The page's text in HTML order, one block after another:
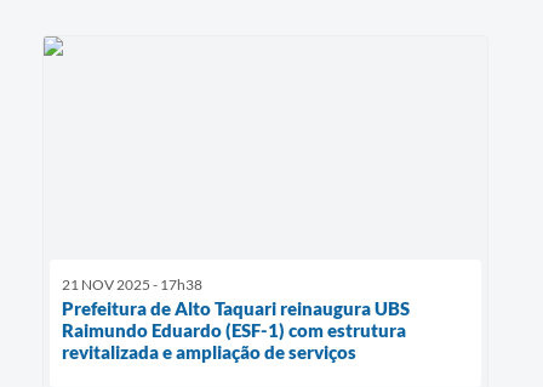
21 NOV 2025 - 17h38
Prefeitura de Alto Taquari reinaugura UBS
Raimundo Eduardo (ESF-1) com estrutura
revitalizada e ampliação de serviços